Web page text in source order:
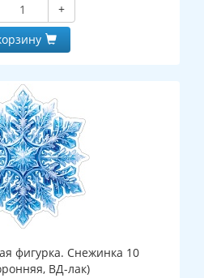
+
фигурка. Снежинка 10
ВД-лак)